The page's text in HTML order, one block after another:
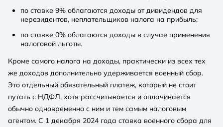
по ставке 9% облагаются доходы от дивидендов для
нерезидентов, неплательщиков налога на прибыль;
по ставке 0% облагаются доходы в случае применения
налоговой льготы.
Кроме самого налога на доходы, практически из всех тех
же доходов дополнительно удерживается военный сбор.
Это отдельный обязательный платеж, который не стоит
путать с НДФЛ, хотя рассчитывается и оплачивается
обычно одновременно с ним и тем самым налоговым
агентом. С 1 декабря 2024 года ставка военного сбора для